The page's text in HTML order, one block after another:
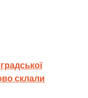
склали